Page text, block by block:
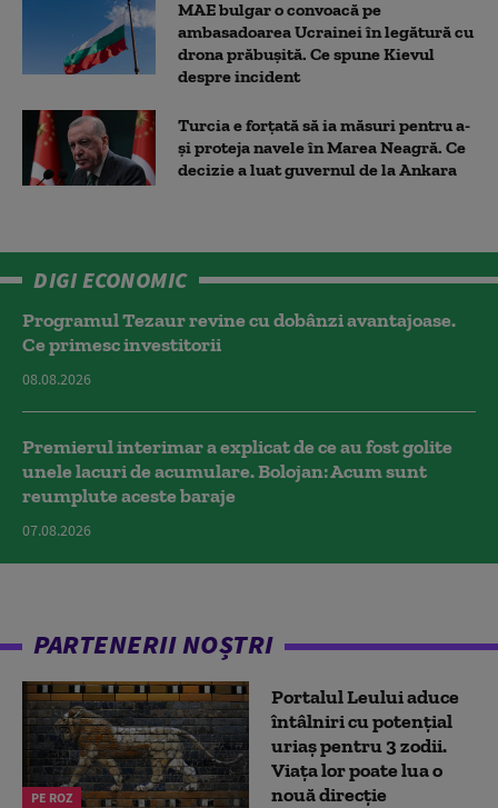
MAE bulgar o convoacă pe
ambasadoarea Ucrainei în legătură cu
drona prăbuşită. Ce spune Kievul
despre incident
Turcia e forțată să ia măsuri pentru a-
și proteja navele în Marea Neagră. Ce
decizie a luat guvernul de la Ankara
DIGI ECONOMIC
Programul Tezaur revine cu dobânzi avantajoase.
Ce primesc investitorii
08.08.2026
Premierul interimar a explicat de ce au fost golite
unele lacuri de acumulare. Bolojan: Acum sunt
reumplute aceste baraje
07.08.2026
PARTENERII NOȘTRI
PE ROZ
Portalul Leului aduce
întâlniri cu potențial
uriaș pentru 3 zodii.
Viața lor poate lua o
nouă direcție